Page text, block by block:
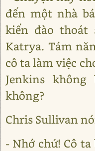
đến một nhà
kiến đào thoát
Katrya. Tám
cô ta làm việc
Jenkins
không?
Chris Sullivan
- Nhớ chứ! Cô